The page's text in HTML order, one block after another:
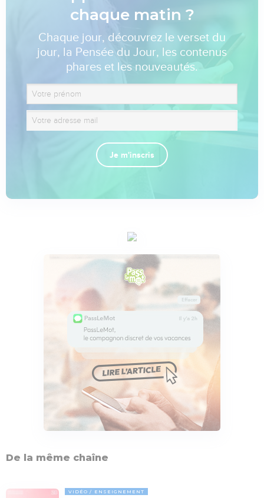
chaque matin ?
Chaque jour, découvrez le verset du
jour, la Pensée du Jour, les contenus
phares et les nouveautés.
Je m'inscris
De la même chaîne
VIDÉO ENSEIGNEMENT